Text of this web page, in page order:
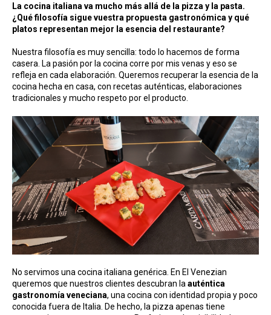
La cocina italiana va mucho más allá de la pizza y la pasta.
¿Qué filosofía sigue vuestra propuesta gastronómica y qué
platos representan mejor la esencia del restaurante?
Nuestra filosofía es muy sencilla: todo lo hacemos de forma
casera. La pasión por la cocina corre por mis venas y eso se
refleja en cada elaboración. Queremos recuperar la esencia de la
cocina hecha en casa, con recetas auténticas, elaboraciones
tradicionales y mucho respeto por el producto.
No servimos una cocina italiana genérica. En El Venezian
queremos que nuestros clientes descubran laauténtica
gastronomía veneciana, una cocina con identidad propia y poco
conocida fuera de Italia. De hecho, la pizza apenas tiene